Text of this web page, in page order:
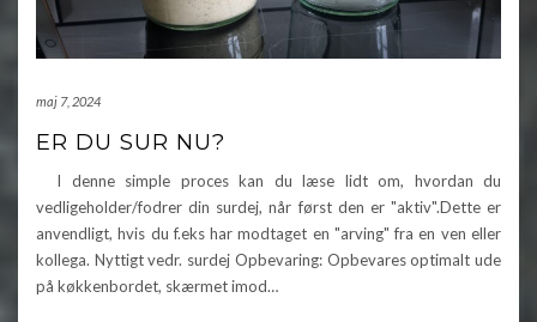
maj 7, 2024
ER DU SUR NU?
I denne simple proces kan du læse lidt om, hvordan du
vedligeholder/fodrer din surdej, når først den er "aktiv".Dette er
anvendligt, hvis du f.eks har modtaget en "arving" fra en ven eller
kollega. Nyttigt vedr. surdej Opbevaring: Opbevares optimalt ude
på køkkenbordet, skærmet imod…